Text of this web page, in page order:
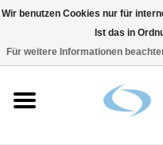
HPLC & Chromatographie
Wir benutzen Cookies nur für
Ist das in
Für weitere Informationen